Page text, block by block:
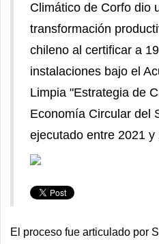
Climático de Corfo dio
transformación
chileno al certificar a
instalaciones bajo el
Limpia "Estrategia de
Economía Circular del
ejecutado entre 2021 y
El proceso fue articulado por